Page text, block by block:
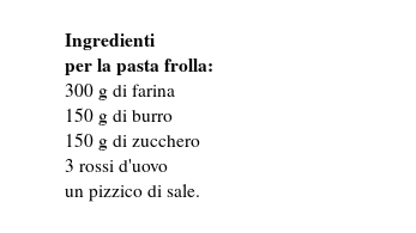
Ingredienti
per la pasta frolla:
300 g di farina
150 g di burro
150 g di zucchero
3 rossi d'uovo
un pizzico di sale.